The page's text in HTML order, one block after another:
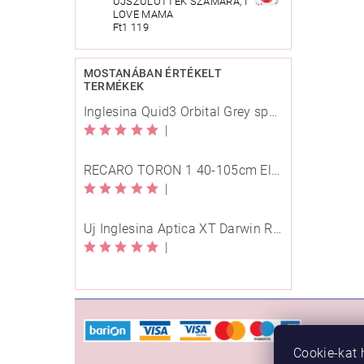
LOVE MAMA
Ft1 119
MOSTANÁBAN ÉRTÉKELT
TERMÉKEK
Inglesina Quid3 Orbital Grey sport babakocsi
RECARO TORON 1 40-105cm Elegant Beige
Új Inglesina Aptica XT Darwin Recline Evo 4in1 Himalaya Blue multifunkciós babakocsi
Cookie-kat